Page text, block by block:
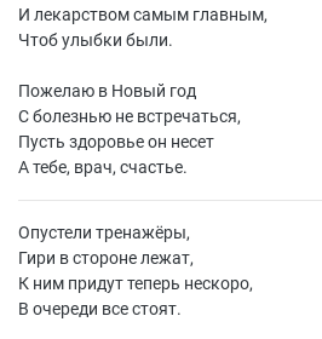
И лекарством самым главным,
Чтоб улыбки были.
Пожелаю в Новый год
С болезнью не встречаться,
Пусть здоровье он несет
А тебе, врач, счастье.
Опустели тренажёры,
Гири в стороне лежат,
К ним придут теперь нескоро,
В очереди все стоят.